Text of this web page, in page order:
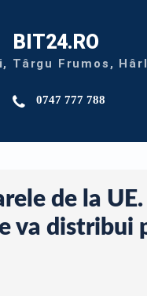
BIT24.RO
Târgu Frumos,
0747 777 788
de la UE.
va distribui